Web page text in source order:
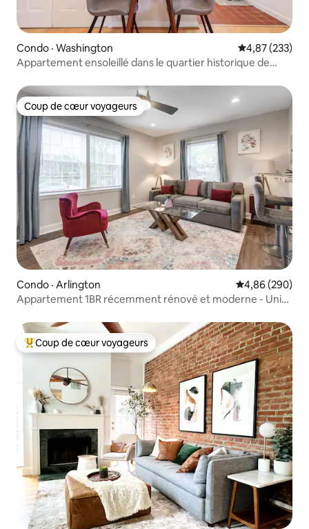
Condo · Washington Note
4,87 (233)
Appartement ensoleillé dans le quartier historique de
Coup de cœur voyageurs
Coup de cœur voyageurs
Condo · Arlington Note
4,86 (290)
Appartement 1BR récemment rénové et moderne - Unité
Coup de cœur voyageurs parmi les plus aimés
Coup de cœur voyageurs